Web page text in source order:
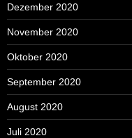
Dezember 2020
November 2020
Oktober 2020
September 2020
August 2020
Juli 2020